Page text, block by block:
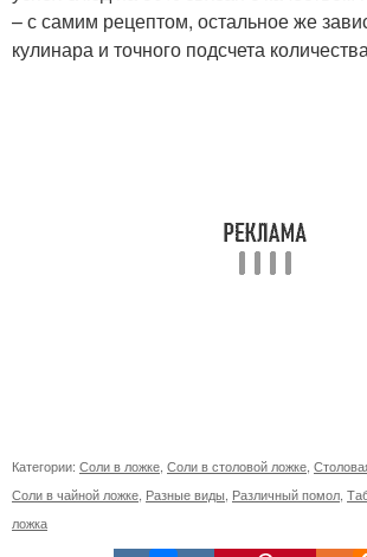
– с самим рецептом, остальное же
кулинара и точного подсчета
Категории: Соли в ложке Соли в столовой ложке
Соли в чайной ложке Разные виды Различный помол
ложка